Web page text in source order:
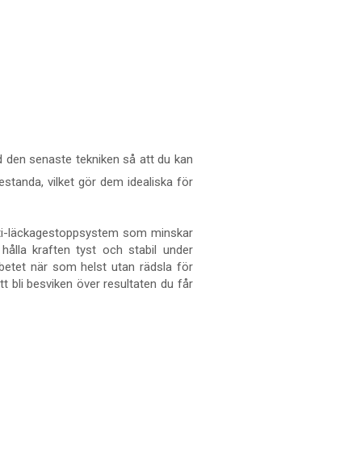
den senaste tekniken så att du kan
vilket gör dem idealiska för
läckagestoppsystem som minskar
kraften tyst och stabil under
när som helst utan rädsla för
bli besviken över resultaten du får